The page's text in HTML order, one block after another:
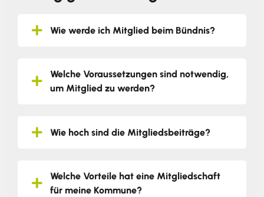
Wie werde ich Mitglied beim Bündnis?
Welche Voraussetzungen sind notwendig,
um Mitglied zu werden?
Wie hoch sind die Mitgliedsbeiträge?
Welche Vorteile hat eine Mitgliedschaft
für meine Kommune?